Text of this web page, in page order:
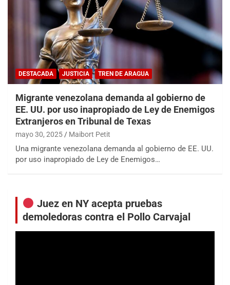
DESTACADA JUSTICIA TREN DE ARAGUA
Migrante venezolana demanda al gobierno de
EE. UU. por uso inapropiado de Ley de Enemigos
Extranjeros en Tribunal de Texas
mayo 30, 2025 Maibort Petit
Una migrante venezolana demanda al gobierno de EE. UU.
por uso inapropiado de Ley de Enemigos…
Juez en NY acepta pruebas
demoledoras contra el Pollo Carvajal